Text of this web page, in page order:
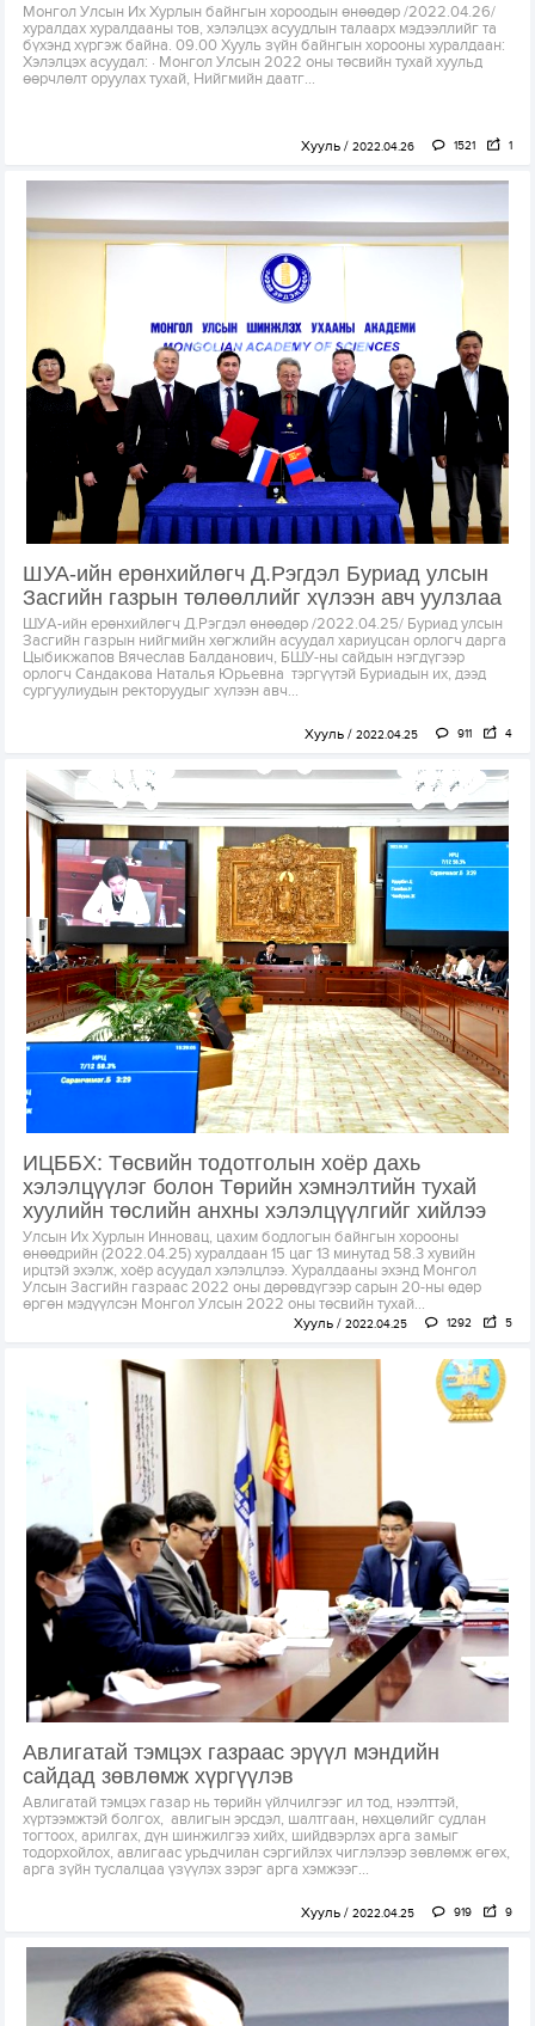
Монгол Улсын Их Хурлын байнгын хороодын өнөөдөр /2022.04.26/
хуралдах хуралдааны тов, хэлэлцэх асуудлын талаарх мэдээллийг та
бүхэнд хүргэж байна. 09.00 Хууль зүйн байнгын хорооны хуралдаан:
Хэлэлцэх асуудал: · Монгол Улсын 2022 оны төсвийн тухай хуульд
өөрчлөлт оруулах тухай, Нийгмийн даатг...
Хууль 2022.04.26 1521 1
ШУА-ийн ерөнхийлөгч Д.Рэгдэл Буриад улсын
Засгийн газрын төлөөллийг хүлээн авч уулзлаа
ШУА-ийн ерөнхийлөгч Д.Рэгдэл өнөөдөр /2022.04.25/ Буриад улсын
Засгийн газрын нийгмийн хөгжлийн асуудал хариуцсан орлогч дарга
Цыбикжапов Вячеслав Балданович, БШУ-ны сайдын нэгдүгээр
орлогч Сандакова Наталья Юрьевна тэргүүтэй Буриадын их, дээд
сургуулиудын ректоруудыг хүлээн авч...
Хууль 2022.04.25 911 4
ИЦББХ: Төсвийн тодотголын хоёр дахь
хэлэлцүүлэг болон Төрийн хэмнэлтийн тухай
хуулийн төслийн анхны хэлэлцүүлгийг хийлээ
Улсын Их Хурлын Инновац, цахим бодлогын байнгын хорооны
өнөөдрийн (2022.04.25) хуралдаан 15 цаг 13 минутад 58.3 хувийн
ирцтэй эхэлж, хоёр асуудал хэлэлцлээ. Хуралдааны эхэнд Монгол
Улсын Засгийн газраас 2022 оны дөрөвдүгээр сарын 20-ны өдөр
өргөн мэдүүлсэн Монгол Улсын 2022 оны төсвийн тухай...
Хууль 2022.04.25 1292 5
Авлигатай тэмцэх газраас эрүүл мэндийн
сайдад зөвлөмж хүргүүлэв
Авлигатай тэмцэх газар нь төрийн үйлчилгээг ил тод, нээлттэй,
хүртээмжтэй болгох, авлигын эрсдэл, шалтгаан, нөхцөлийг судлан
тогтоох, арилгах, дүн шинжилгээ хийх, шийдвэрлэх арга замыг
тодорхойлох, авлигаас урьдчилан сэргийлэх чиглэлээр зөвлөмж өгөх,
арга зүйн туслалцаа үзүүлэх зэрэг арга хэмжээг...
Хууль 2022.04.25 919 9